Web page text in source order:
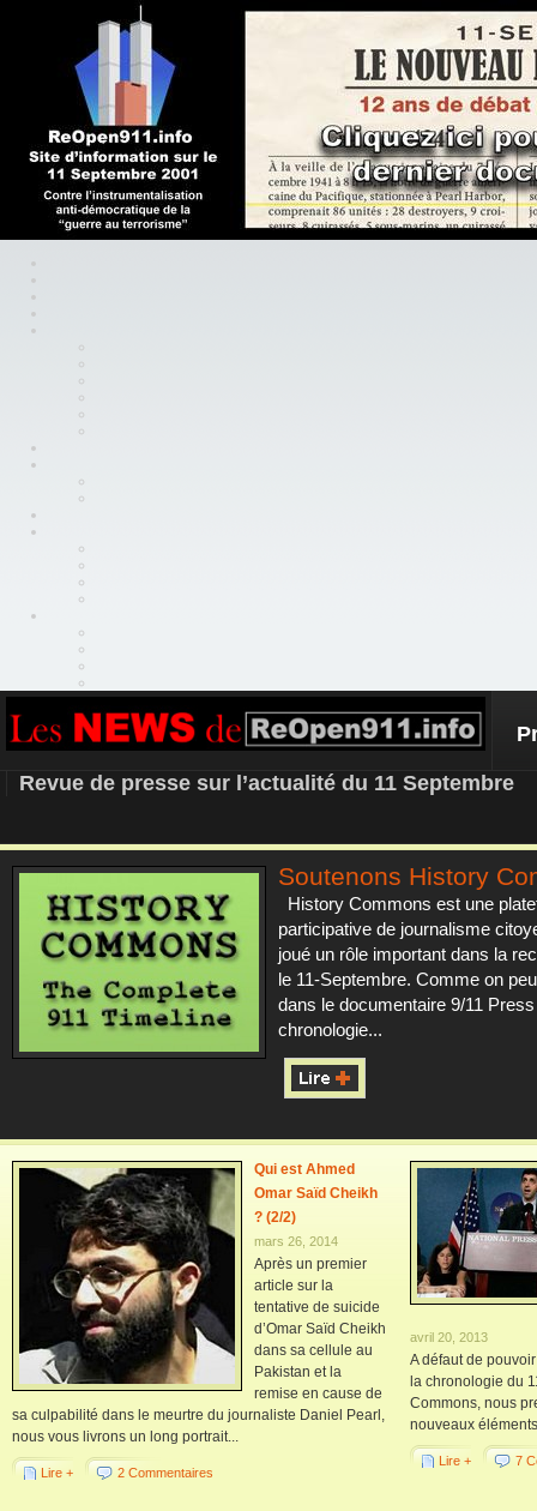
REOPEN911 – NEWS
Revue de presse sur l’actualité du 11 Septembre
Soutenons History
History Commons est une
participative de journalisme
joué un rôle important dans la
le 11-Septembre. Comme on
dans le documentaire 9/11
chronologie...
Qui est Ahmed
Omar Saïd Cheikh
? (2/2)
mars 26, 2014
Après un premier
article sur la
tentative de suicide
d’Omar Saïd Cheikh
dans sa cellule au
Pakistan et la
remise en cause de
sa culpabilité dans le meurtre du journaliste Daniel Pearl,
nous vous livrons un long portrait...
Lire + 2 Commentaires
avril 20, 2013
A défaut de
la chronologie du
Commons, nous
nouveaux
Lire + 7